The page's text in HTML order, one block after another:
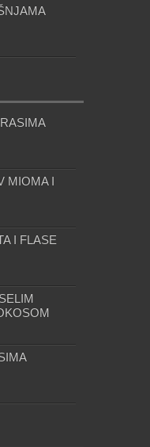
MIOMA I
I FLASE